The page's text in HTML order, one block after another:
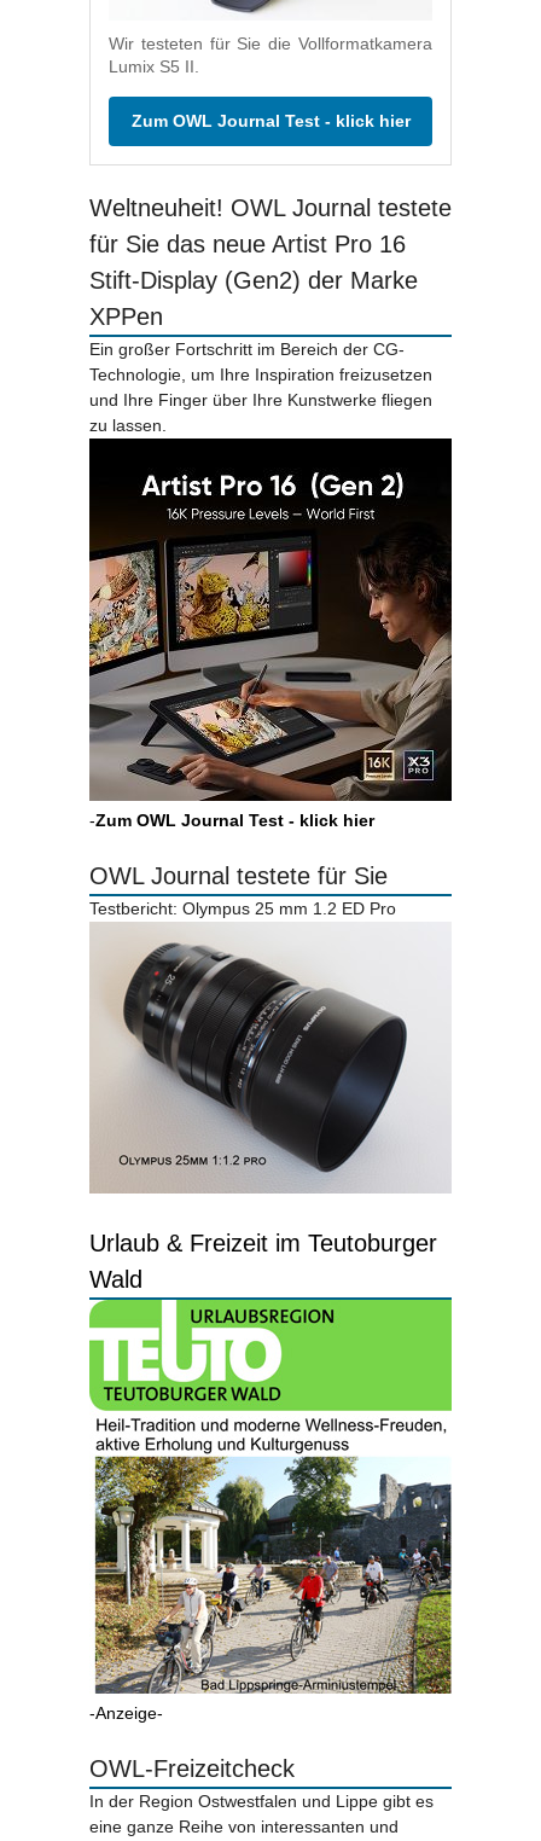
Wir testeten für Sie die Vollformatkamera
Lumix S5 II.
Zum OWL Journal Test - klick hier
Weltneuheit! OWL Journal testete
für Sie das neue Artist Pro 16
Stift-Display (Gen2) der Marke
XPPen
Ein großer Fortschritt im Bereich der CG-
Technologie, um Ihre Inspiration freizusetzen
und Ihre Finger über Ihre Kunstwerke fliegen
zu lassen.
-Zum OWL Journal Test - klick hier
OWL Journal testete für Sie
Testbericht: Olympus 25 mm 1.2 ED Pro
Urlaub & Freizeit im Teutoburger
Wald
-Anzeige-
OWL-Freizeitcheck
In der Region Ostwestfalen und Lippe gibt es
eine ganze Reihe von interessanten und